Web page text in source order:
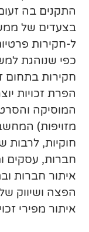
התקנים בה
בצעדים של
ל-חקירות
כפי שנוהגת
חקירות בתחום
הפרת זכויות
המוסיקה
מזויפות)
חוקיות, לרבות
חברות, עסקים
איתור חברות
הפצה ושיווק
איתור מפירי